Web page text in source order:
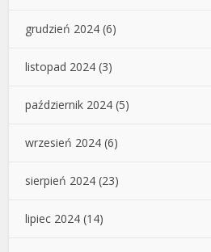
grudzień 2024 (6)
listopad 2024 (3)
październik 2024 (5)
wrzesień 2024 (6)
sierpień 2024 (23)
lipiec 2024 (14)